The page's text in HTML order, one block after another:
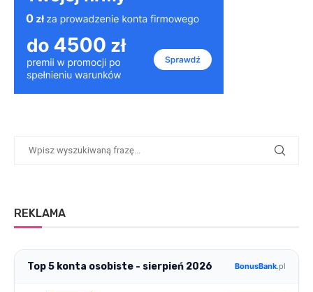
REKLAMA
Top 5 konta osobiste - sierpień 2026 BonusBank.pl